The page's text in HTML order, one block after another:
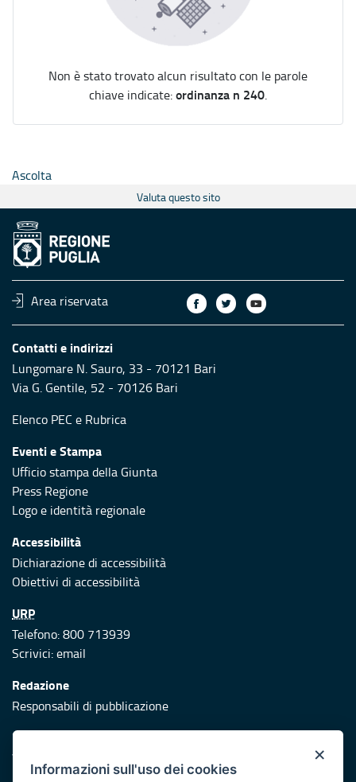
Non è stato trovato alcun risultato con le parole
chiave indicate:ordinanza n 240.
Ascolta
Valuta questo sito
Area riservata
Contatti e indirizzi
Lungomare N. Sauro, 33 - 70121 Bari
Via G. Gentile, 52 - 70126 Bari
Elenco PEC e Rubrica
Eventi e Stampa
Ufficio stampa della Giunta
Press Regione
Logo e identità regionale
Accessibilità
Dichiarazione di accessibilità
Obiettivi di accessibilità
URP
Telefono: 800 713939
Scrivici:email
Redazione
Responsabili di pubblicazione
Protezione civile
Vai al sito di Protezione Civile Puglia
×
Informazioni sull'uso dei cookies